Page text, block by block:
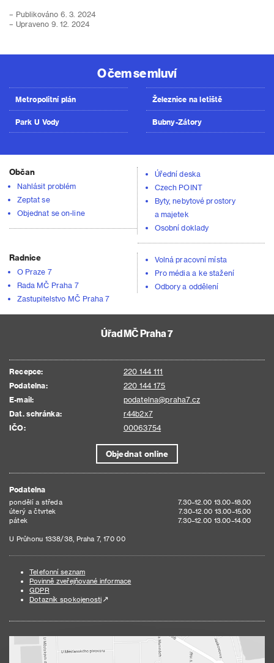
– Publikováno 6. 3. 2024
– Upraveno 9. 12. 2024
O čem se mluví
Metropolitní plán
Park U Vody
Železnice na letiště
Bubny-Zátory
Občan
Nahlásit problém
Zeptat se
Objednat se on-line
Úřední deska
Czech POINT
Byty, nebytové prostory
a majetek
Osobní doklady
Radnice
O Praze 7
Rada MČ Praha 7
Zastupitelstvo MČ Praha 7
Volná pracovní místa
Pro média a ke stažení
Odbory a oddělení
Úřad MČ Praha 7
Recepce:
220 144 111
Podatelna:
220 144 175
E-mail:
podatelna@praha7.cz
Dat. schránka:
r44b2x7
IČO:
00063754
Objednat online
Podatelna
pondělí a středa
7.30–12.00 13.00–18.00
úterý a čtvrtek
7.30–12.00 13.00–15.00
pátek
7.30–12.00 13.00–14.00
U Průhonu 1338/38, Praha 7, 170 00
Telefonní seznam
Povinně zveřejňované informace
GDPR
Dotazník spokojenosti